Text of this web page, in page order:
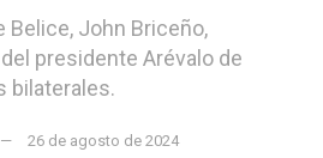
Belice, John Briceño,
presidente Arévalo de
bilaterales.
26 de agosto de 2024